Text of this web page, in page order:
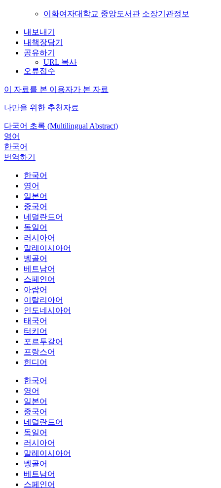
이화여자대학교 중앙도서관 소장기관정보
내보내기
내책장담기
공유하기
URL 복사
오류접수
이 자료를 본 이용자가 본 자료
나만을 위한 추천자료
다국어 초록 (Multilingual Abstract)
영어
한국어
번역하기
한국어
영어
일본어
중국어
네덜란드어
독일어
러시아어
말레이시아어
벵골어
베트남어
스페인어
아랍어
이탈리아어
인도네시아어
태국어
터키어
포르투갈어
프랑스어
힌디어
한국어
영어
일본어
중국어
네덜란드어
독일어
러시아어
말레이시아어
벵골어
베트남어
스페인어